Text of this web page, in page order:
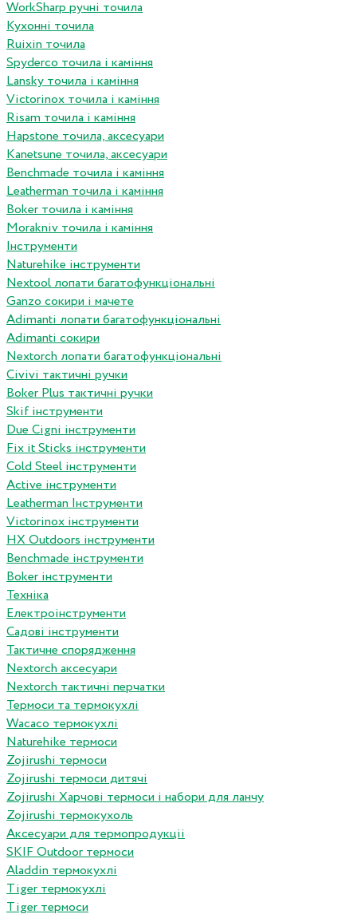
WorkSharp ручні точила
Кухонні точила
Ruixin точила
Spyderco точила і каміння
Lansky точила і каміння
Victorinox точила і каміння
Risam точила і каміння
Hapstone точила, аксесуари
Kanetsune точила, аксесуари
Benchmade точила і каміння
Leatherman точила і каміння
Boker точила і каміння
Morakniv точила і каміння
Інструменти
Naturehike інструменти
Nextool лопати багатофункціональні
Ganzo сокири і мачете
Adimanti лопати багатофункціональні
Adimanti сокири
Nextorch лопати багатофункціональні
Сivivi тактичні ручки
Boker Plus тактичні ручки
Skif інструменти
Due Cigni інструменти
Fix it Sticks інструменти
Сold Steel інструменти
Active інструменти
Leatherman Інструменти
Victorinox інструменти
HX Outdoors інструменти
Benchmade інструменти
Boker інструменти
Техніка
Електроінструменти
Садові інструменти
Тактичне спорядження
Nextorch аксесуари
Nextorch тактичні перчатки
Термоси та термокухлі
Wacaco термокухлі
Naturehike термоси
Zojirushi термоси
Zojirushi термоси дитячі
Zojirushi Харчові термоси і набори для ланчу
Zojirushi термокухоль
Аксесуари для термопродукціі
SKIF Outdoor термоси
Aladdin термокухлі
Tiger термокухлі
Tiger термоси